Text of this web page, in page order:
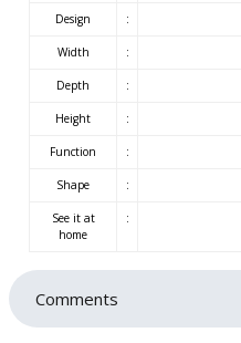
Design :
Width :
Depth :
Height :
Function :
Shape :
See it at
home
:
Comments